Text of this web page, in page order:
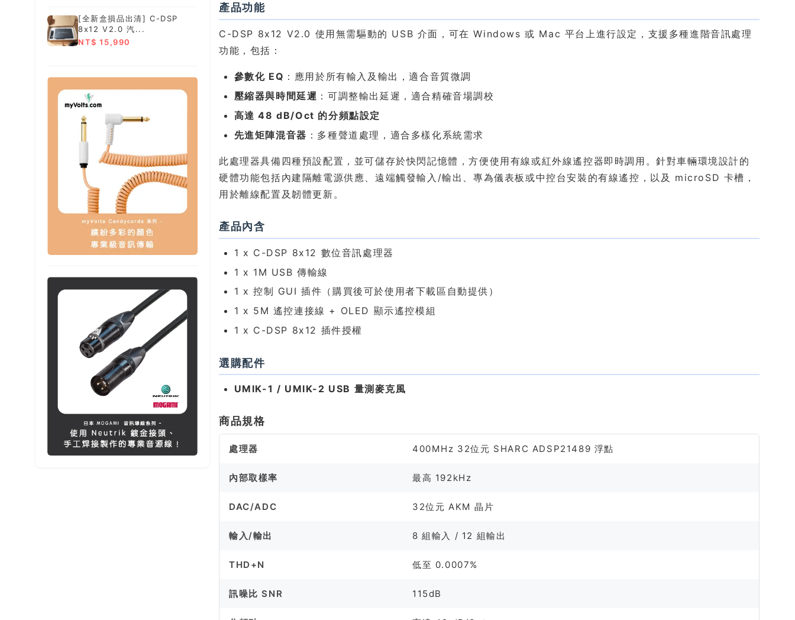
[全新盒損品出清] C-DSP
8x12 V2.0 汽...
NT$ 15,990
產品功能
C-DSP 8x12 V2.0 使用無需驅動的 USB 介面，可在 Windows 或 Mac 平台上進行設定，支援多種進階音訊處理
功能，包括：
參數化 EQ ：應用於所有輸入及輸出，適合音質微調
壓縮器與時間延遲 ：可調整輸出延遲，適合精確音場調校
高達 48 dB/Oct 的分頻點設定
先進矩陣混音器 ：多種聲道處理，適合多樣化系統需求
此處理器具備四種預設配置，並可儲存於快閃記憶體，方便使用有線或紅外線遙控器即時調用。針對車輛環境設計的
硬體功能包括內建隔離電源供應、遠端觸發輸入/輸出、專為儀表板或中控台安裝的有線遙控，以及 microSD 卡槽，
用於離線配置及韌體更新。
產品內含
1 x C-DSP 8x12 數位音訊處理器
1 x 1M USB 傳輸線
1 x 控制 GUI 插件（購買後可於使用者下載區自動提供）
1 x 5M 遙控連接線 + OLED 顯示遙控模組
1 x C-DSP 8x12 插件授權
選購配件
UMIK-1 / UMIK-2 USB 量測麥克風
商品規格
處理器 400MHz 32位元 SHARC ADSP21489 浮點
內部取樣率 最高 192kHz
DAC/ADC 32位元 AKM 晶片
輸入/輸出 8 組輸入 / 12 組輸出
THD+N 低至 0.0007%
訊噪比 SNR 115dB